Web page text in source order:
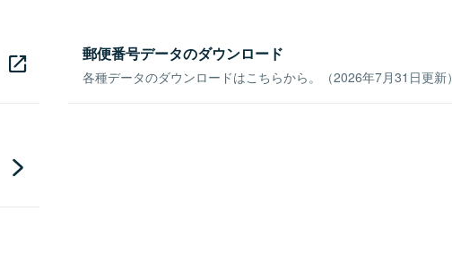
郵便番号データのダウンロード
各種データのダウンロードはこちらから。（2026年7月31日更新）